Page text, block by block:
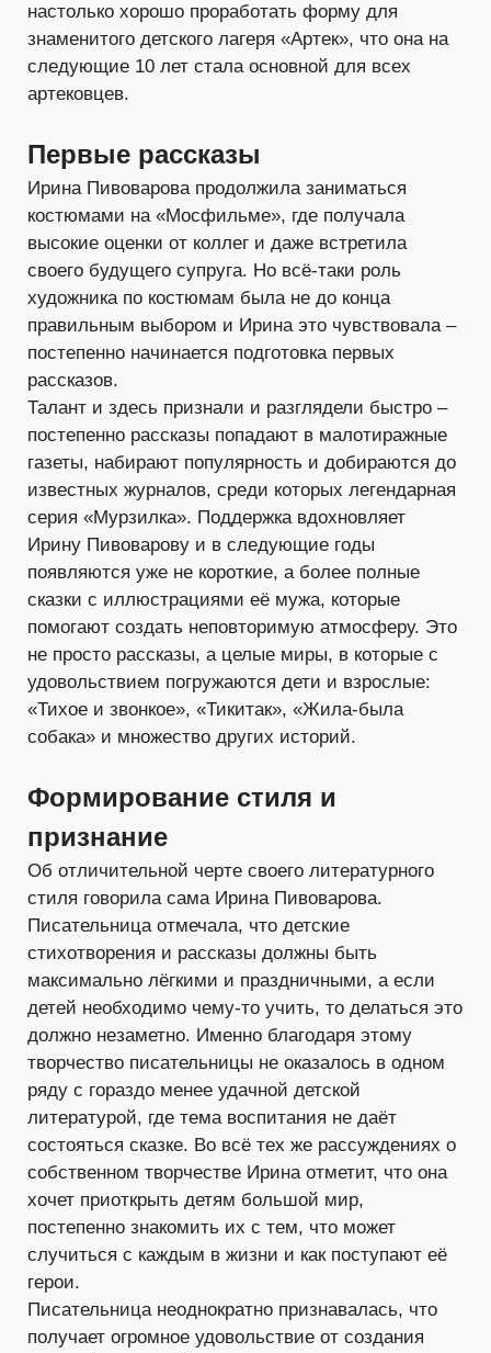
настолько хорошо проработать форму для
знаменитого детского лагеря «Артек», что она на
следующие 10 лет стала основной для всех
артековцев.
Первые рассказы
Ирина Пивоварова продолжила заниматься
костюмами на «Мосфильме», где получала
высокие оценки от коллег и даже встретила
своего будущего супруга. Но всё-таки роль
художника по костюмам была не до конца
правильным выбором и Ирина это чувствовала –
постепенно начинается подготовка первых
рассказов.
Талант и здесь признали и разглядели быстро –
постепенно рассказы попадают в малотиражные
газеты, набирают популярность и добираются до
известных журналов, среди которых легендарная
серия «Мурзилка». Поддержка вдохновляет
Ирину Пивоварову и в следующие годы
появляются уже не короткие, а более полные
сказки с иллюстрациями её мужа, которые
помогают создать неповторимую атмосферу. Это
не просто рассказы, а целые миры, в которые с
удовольствием погружаются дети и взрослые:
«Тихое и звонкое», «Тикитак», «Жила-была
собака» и множество других историй.
Формирование стиля и
признание
Об отличительной черте своего литературного
стиля говорила сама Ирина Пивоварова.
Писательница отмечала, что детские
стихотворения и рассказы должны быть
максимально лёгкими и праздничными, а если
детей необходимо чему-то учить, то делаться это
должно незаметно. Именно благодаря этому
творчество писательницы не оказалось в одном
ряду с гораздо менее удачной детской
литературой, где тема воспитания не даёт
состояться сказке. Во всё тех же рассуждениях о
собственном творчестве Ирина отметит, что она
хочет приоткрыть детям большой мир,
постепенно знакомить их с тем, что может
случиться с каждым в жизни и как поступают её
герои.
Писательница неоднократно признавалась, что
получает огромное удовольствие от создания